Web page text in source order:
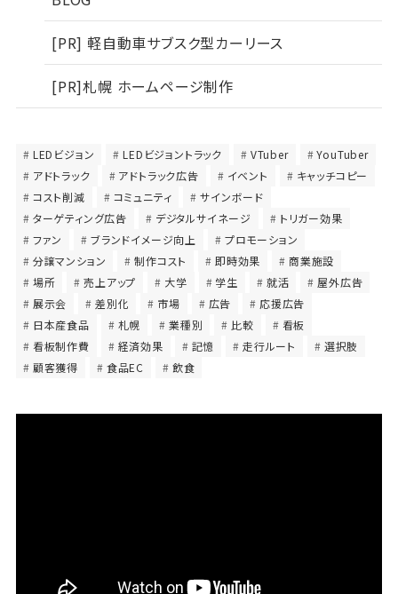
[PR] 軽自動車サブスク型カーリース
[PR]札幌 ホームページ制作
LEDビジョン LEDビジョントラック VTuber
YouTuber
アドトラック
アドトラック広告 イベント
キャッチコピー
コスト削減
コミュニティ
サインボード
ターゲティング広告
デジタルサイネージ
トリガー効果
ファン
ブランドイメージ向上
プロモーション
分譲マンション
制作コスト 即時効果
商業施設
場所
売上アップ 大学 学生 就活
屋外広告
展示会
差別化 市場 広告
応援広告
日本産食品
札幌 業種別 比較
看板
看板制作費
経済効果 記憶 走行ルート
選択肢
顧客獲得
食品EC 飲食